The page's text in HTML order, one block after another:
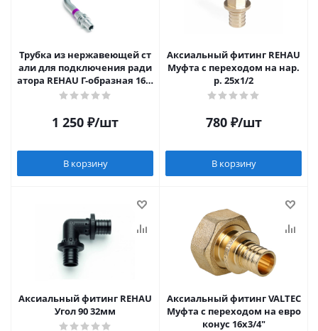
Трубка из нержавеющей ст
али для подключения ради
атора REHAU Г-образная 16м
м L250
1 250 ₽/шт
В корзину
Аксиальный фитинг REHAU
Муфта с переходом на нар.
р. 25х1/2
780₽/шт
В корзину
Аксиальный фитинг REHAU
Угол 90 32мм
Аксиальный фитинг VALTEC
Муфта с переходом на евро
конус 16х3/4"